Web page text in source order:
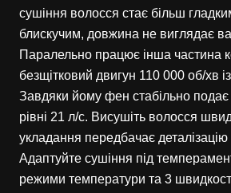
сушіння волосся стає більш
блискучим, довжина не виглядає
Паралельно працює інша частина
безщітковий двигун 110 000 об/хв
Завдяки йому фен стабільно подає
рівні 21 л/с. Висушіть волосся
укладання передбачає
Адаптуйте сушіння під
режими температури та 3